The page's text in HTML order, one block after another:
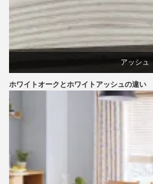
アッシュ
オーク
ホワイトオークとホワイトアッシュの違い